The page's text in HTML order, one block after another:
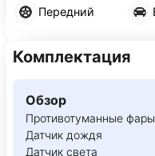
Передний
Комплектация
Обзор
Противотуманные фары
Датчик дождя
Датчик света